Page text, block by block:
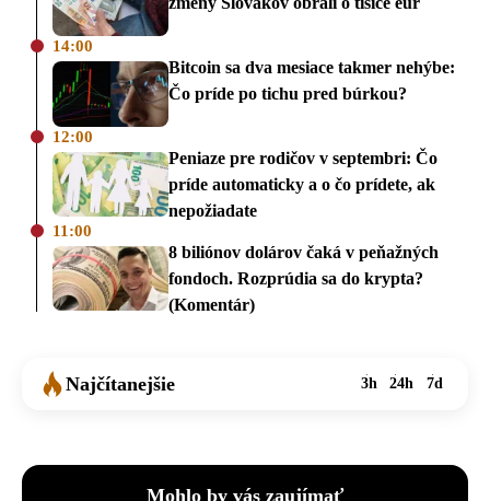
14:00
Bitcoin sa dva mesiace takmer nehýbe:
Čo príde po tichu pred búrkou?
12:00
Peniaze pre rodičov v septembri: Čo
príde automaticky a o čo prídete, ak
nepožiadate
11:00
8 biliónov dolárov čaká v peňažných
fondoch. Rozprúdia sa do krypta?
(Komentár)
Najčítanejšie 3h 24h 7d
Mohlo by vás zaujímať